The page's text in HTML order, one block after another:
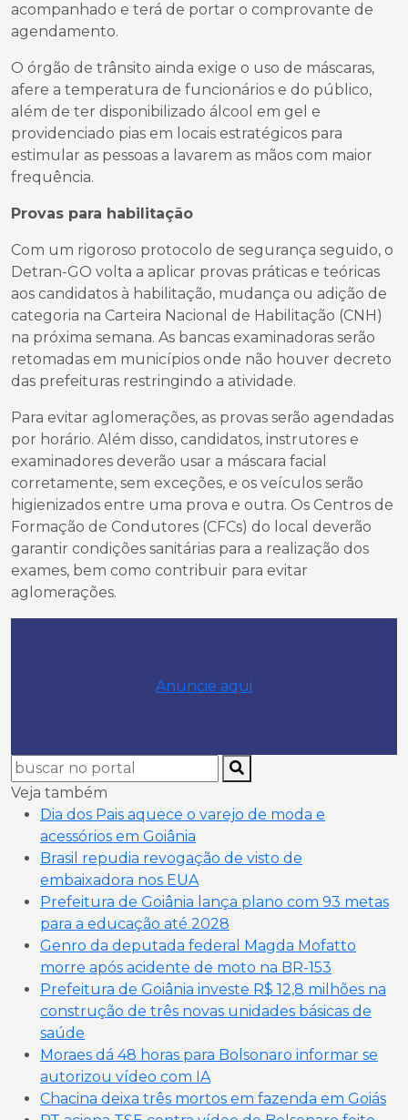
acompanhado e terá de portar o comprovante de
agendamento.
O órgão de trânsito ainda exige o uso de máscaras,
afere a temperatura de funcionários e do público,
além de ter disponibilizado álcool em gel e
providenciado pias em locais estratégicos para
estimular as pessoas a lavarem as mãos com maior
frequência.
Provas para habilitação
Com um rigoroso protocolo de segurança seguido, o
Detran-GO volta a aplicar provas práticas e teóricas
aos candidatos à habilitação, mudança ou adição de
categoria na Carteira Nacional de Habilitação (CNH)
na próxima semana. As bancas examinadoras serão
retomadas em municípios onde não houver decreto
das prefeituras restringindo a atividade.
Para evitar aglomerações, as provas serão agendadas
por horário. Além disso, candidatos, instrutores e
examinadores deverão usar a máscara facial
corretamente, sem exceções, e os veículos serão
higienizados entre uma prova e outra. Os Centros de
Formação de Condutores (CFCs) do local deverão
garantir condições sanitárias para a realização dos
exames, bem como contribuir para evitar
aglomerações.
Anuncie aqui
Veja também
Dia dos Pais aquece o varejo de moda e
acessórios em Goiânia
Brasil repudia revogação de visto de
embaixadora nos EUA
Prefeitura de Goiânia lança plano com 93 metas
para a educação até 2028
Genro da deputada federal Magda Mofatto
morre após acidente de moto na BR-153
Prefeitura de Goiânia investe R$ 12,8 milhões na
construção de três novas unidades básicas de
saúde
Moraes dá 48 horas para Bolsonaro informar se
autorizou vídeo com IA
Chacina deixa três mortos em fazenda em Goiás